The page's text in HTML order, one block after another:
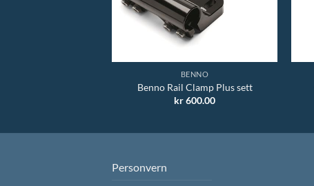
BENNO
Benno Rail Clamp Plus sett
kr600.00
Personvern